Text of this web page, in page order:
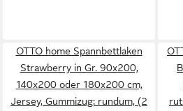
OTTO home Spannbettlaken
Strawberry in Gr. 90x200,
140x200 oder 180x200 cm,
Jersey, Gummizug: rundum, (2